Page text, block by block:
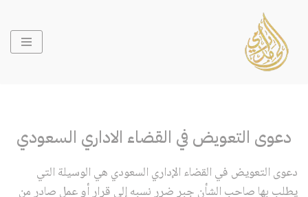
تخطى
إلى
المحتوى
دعوى التعويض في القضاء الاداري السعودي
دعوى التعويض في القضاء الإداري السعودي هي الوسيلة التي
يطلب بها صاحب الشأن جبر ضرر نسبه إلى قرار أو عمل صادر من